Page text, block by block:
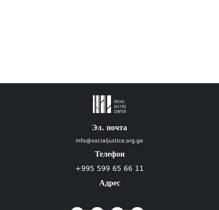
Эл. почта
info@socialjustice.org.ge
Телефон
+995 599 65 66 11
Адрес